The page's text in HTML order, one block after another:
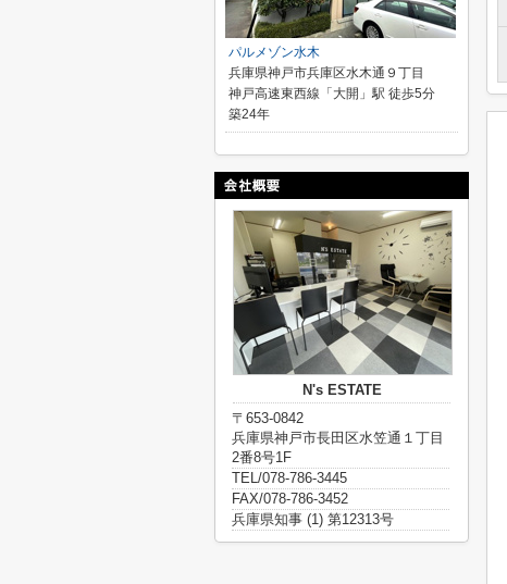
パルメゾン水木
兵庫県神戸市兵庫区水木通９丁目
神戸高速東西線「大開」駅 徒歩5分
築24年
N's ESTATE
〒653-0842
兵庫県神戸市長田区水笠通１丁目
2番8号1F
TEL/078-786-3445
FAX/078-786-3452
兵庫県知事 (1) 第12313号